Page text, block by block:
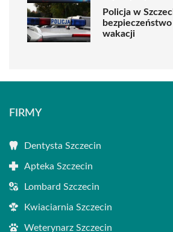
Policja w
bezpieczeństwo
wakacji
FIRMY
Dentysta Szczecin
Apteka Szczecin
Lombard Szczecin
Kwiaciarnia Szczecin
Weterynarz Szczecin